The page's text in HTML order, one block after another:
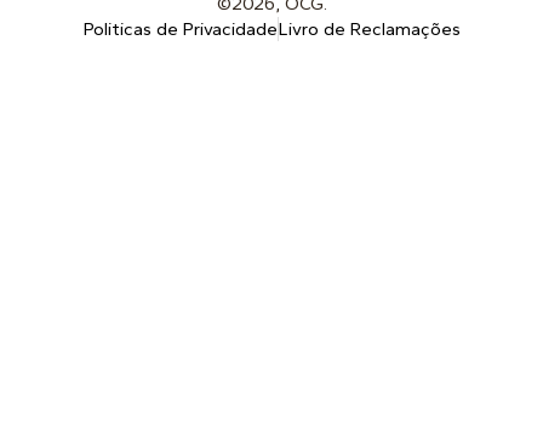
Politicas de PrivacidadeLivro de Reclamações